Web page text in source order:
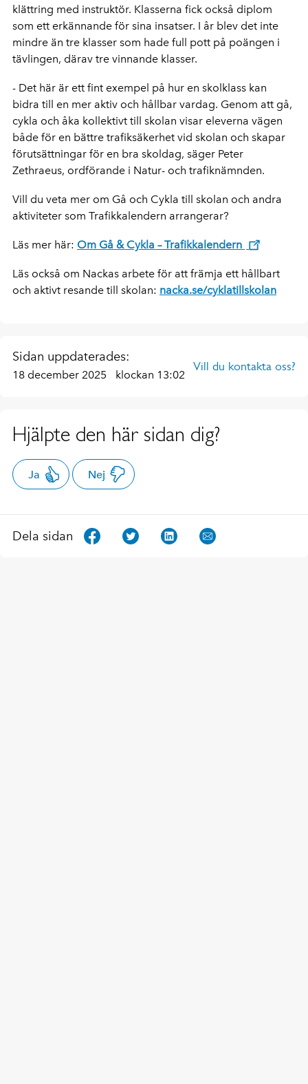
klättring med instruktör. Klasserna fick också diplom
som ett erkännande för sina insatser. I år blev det inte
mindre än tre klasser som hade full pott på poängen i
tävlingen, därav tre vinnande klasser.
- Det här är ett fint exempel på hur en skolklass kan
bidra till en mer aktiv och hållbar vardag. Genom att gå,
cykla och åka kollektivt till skolan visar eleverna vägen
både för en bättre trafiksäkerhet vid skolan och skapar
förutsättningar för en bra skoldag, säger Peter
Zethraeus, ordförande i Natur- och trafiknämnden.
Vill du veta mer om Gå och Cykla till skolan och andra
aktiviteter som Trafikkalendern arrangerar?
Läs mer här: Om Gå & Cykla – Trafikkalendern
Läs också om Nackas arbete för att främja ett hållbart
och aktivt resande till skolan: nacka.se/cyklatillskolan
Sidan uppdaterades:
18 december 2025 klockan 13:02
Vill du kontakta oss?
Hjälpte den här sidan dig?
Ja Nej
Dela sidan